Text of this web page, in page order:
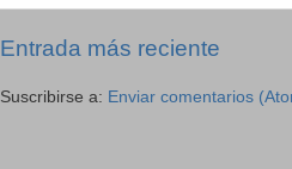
Entrada más reciente
Suscribirse a: Enviar comentarios